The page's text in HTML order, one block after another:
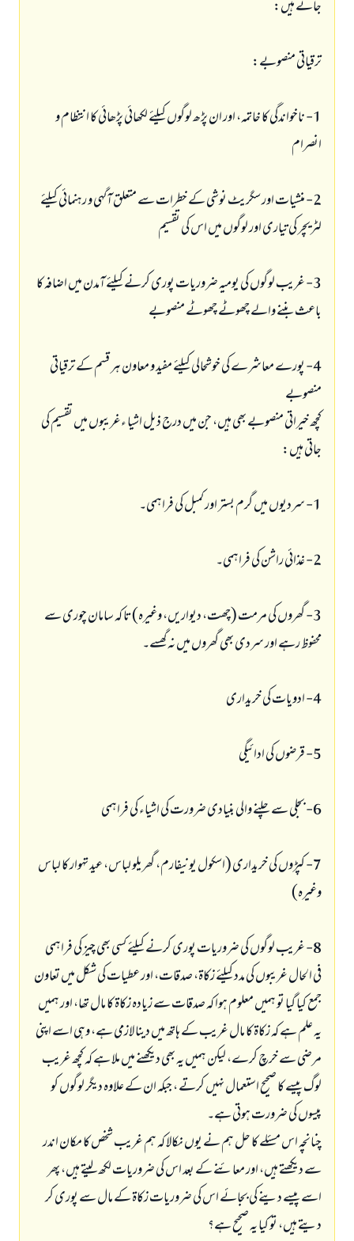
جاتے ہیں:
ترقیاتی منصوبے:
1- ناخواندگی کا خاتمہ، اور ان پڑھ لوگوں کیلئے لکھائی پڑھائی کا انتظام و
انصرام
2- منشیات اور سگریٹ نوشی کے خطرات سے متعلق آگہی و رہنمائی کیلئے
لٹریچر کی تیاری اور لوگوں میں اس کی تقسیم
3- غریب لوگوں کی یومیہ ضروریات پوری کرنے کیلئے آمدن میں اضافہ کا
باعث بننے والے چھوٹے چھوٹے منصوبے
4- پورے معاشرے کی خوشحالی کیلئے مفید و معاون ہر قسم کے ترقیاتی
منصوبے
کچھ خیراتی منصوبے بھی ہیں، جن میں درج ذیل اشیا ءغریبوں میں تقسیم کی
جاتی ہیں:
1- سردیوں میں گرم بستر اور کمبل کی فراہمی۔
2- غذائی راشن کی فراہمی۔
3- گھروں کی مرمت (چھت، دیواریں، وغیرہ)تا کہ سامان چوری سے
محفوظ رہے اور سردی بھی گھروں میں نہ گھسے۔
4- ادویات کی خریداری
5- قرضوں کی ادائیگی
6- بجلی سے چلنے والی بنیادی ضرورت کی اشیاء کی فراہمی
7- کپڑوں کی خریداری (اسکول یونیفارم، گھریلو لباس، عید تہوار کا لباس
وغیرہ)
8- غریب لوگوں کی ضروریات پوری کرنے کیلئے کسی بھی چیز کی فراہمی
فی الحال غریبوں کی مدد کیلئے زکاۃ، صدقات، اور عطیات کی شکل میں تعاون
جمع کیا گیا تو ہمیں معلوم ہوا کہ صدقات سے زیادہ زکاۃ کا مال تھا، اور ہمیں
یہ علم ہے کہ زکاۃ کا مال غریب کے ہاتھ میں دینا لازمی ہے، وہی اسے اپنی
مرضی سے خرچ کرے، لیکن ہمیں یہ بھی دیکھنے میں ملا ہے کہ کچھ غریب
لوگ پیسے کا صحیح استعمال نہیں کرتے ، جبکہ ان کے علاوہ دیگر لوگوں کو
پیسوں کی ضرورت ہوتی ہے۔
چنانچہ اس مسئلے کا حل ہم نے یوں نکالا کہ ہم غریب شخص کا مکان اندر
سے دیکھتے ہیں، اور معائنے کے بعد اس کی ضروریات لکھ لیتے ہیں، پھر
اسے پیسے دینے کی بجائے اس کی ضروریات زکاۃ کے مال سے پوری کر
دیتے ہیں، تو کیا یہ صحیح ہے؟